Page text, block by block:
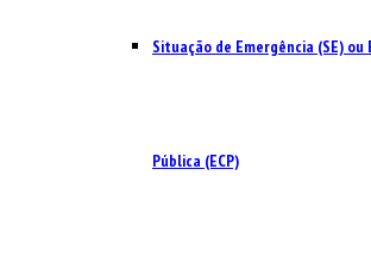
Situação de Emergência (SE)
Pública (ECP)